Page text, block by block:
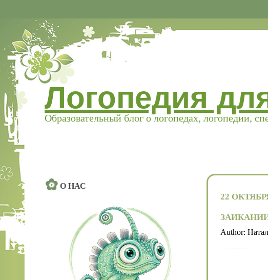
Логопедия
Образовательный блог о логопедах, логопедии,
О НАС
22
Author: